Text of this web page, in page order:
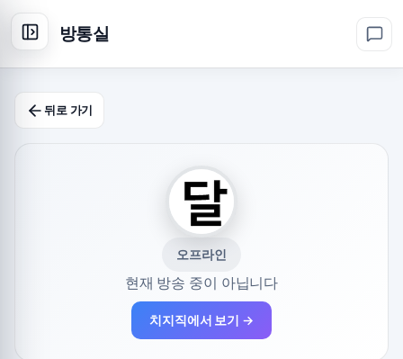
방통실
뒤로 가기
오프라인
현재 방송 중이 아닙니다
치지직에서 보기 →